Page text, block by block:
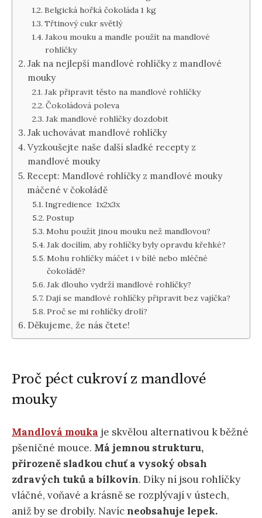
Belgická hořká čokoláda 1 kg
Třtinový cukr světlý
Jakou mouku a mandle použít na mandlové
rohlíčky
Jak na nejlepší mandlové rohlíčky z mandlové
mouky
Jak připravit těsto na mandlové rohlíčky
Čokoládová poleva
Jak mandlové rohlíčky dozdobit
Jak uchovávat mandlové rohlíčky
Vyzkoušejte naše další sladké recepty z
mandlové mouky
Recept: Mandlové rohlíčky z mandlové mouky
máčené v čokoládě
Ingredience 1x2x3x
Postup
Mohu použít jinou mouku než mandlovou?
Jak docílím, aby rohlíčky byly opravdu křehké?
Mohu rohlíčky máčet i v bílé nebo mléčné
čokoládě?
Jak dlouho vydrží mandlové rohlíčky?
Dají se mandlové rohlíčky připravit bez vajíčka?
Proč se mi rohlíčky drolí?
Děkujeme, že nás čtete!
Proč péct cukroví z mandlové
mouky
Mandlová mouka je skvělou alternativou k běžné
pšeničné mouce. Má jemnou strukturu,
přirozeně sladkou chuť a vysoký obsah
zdravých tuků a bílkovin. Díky ní jsou rohlíčky
vláčné, voňavé a krásně se rozplývají v ústech,
aniž by se drobily. Navícneobsahuje lepek.